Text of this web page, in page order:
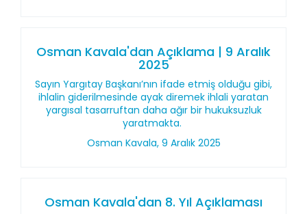
Osman Kavala'dan Açıklama | 9 Aralık
2025
Sayın Yargıtay Başkanı’nın ifade etmiş olduğu gibi,
ihlalin giderilmesinde ayak diremek ihlali yaratan
yargısal tasarruftan daha ağır bir hukuksuzluk
yaratmakta.
Osman Kavala, 9 Aralık 2025
Osman Kavala'dan 8. Yıl Açıklaması